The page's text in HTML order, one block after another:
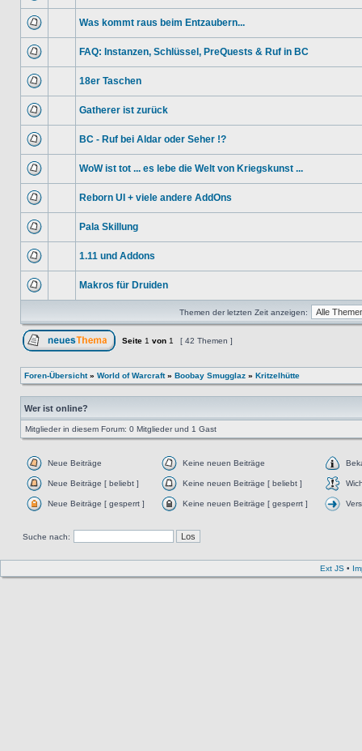
Was kommt raus beim Entzaubern...
FAQ: Instanzen, Schlüssel, PreQuests & Ruf in BC
18er Taschen
Gatherer ist zurück
BC - Ruf bei Aldar oder Seher !?
WoW ist tot ... es lebe die Welt von Kriegskunst ...
Reborn UI + viele andere AddOns
Pala Skillung
1.11 und Addons
Makros für Druiden
Themen der letzten Zeit anzeigen:
Seite 1 von 1 [ 42 Themen ]
Foren-Übersicht» World of Warcraft» Boobay Smugglaz » Kritzelhütte
Wer ist online?
Mitglieder in diesem Forum: 0 Mitglieder und 1 Gast
Neue Beiträge Keine neuen Beiträge
Neue Beiträge [ beliebt ] Keine neuen Beiträge [ beliebt ]
Neue Beiträge [ gesperrt ] Keine neuen Beiträge [ gesperrt ]
Suche nach:
Ext JS •